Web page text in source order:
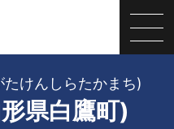
県白鷹町)
けんしらたかまち)